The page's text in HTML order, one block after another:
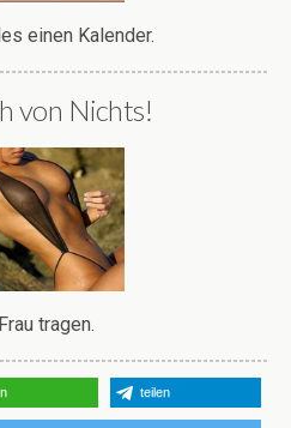
einen Kalender.
von Nichts!
tragen.
teilen